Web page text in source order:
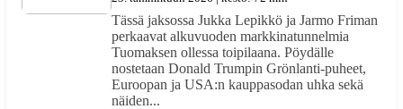
Tässä jaksossa Jukka Lepikkö ja Jarmo Friman
perkaavat alkuvuoden markkinatunnelmia
Tuomaksen ollessa toipilaana. Pöydälle
nostetaan Donald Trumpin Grönlanti-puheet,
Euroopan ja USA:n kauppasodan uhka sekä
näiden...